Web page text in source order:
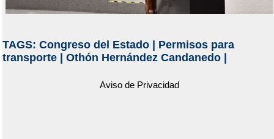
TAGS: Congreso del Estado| Permisos para
transporte| Othón Hernández Candanedo|
Aviso de Privacidad